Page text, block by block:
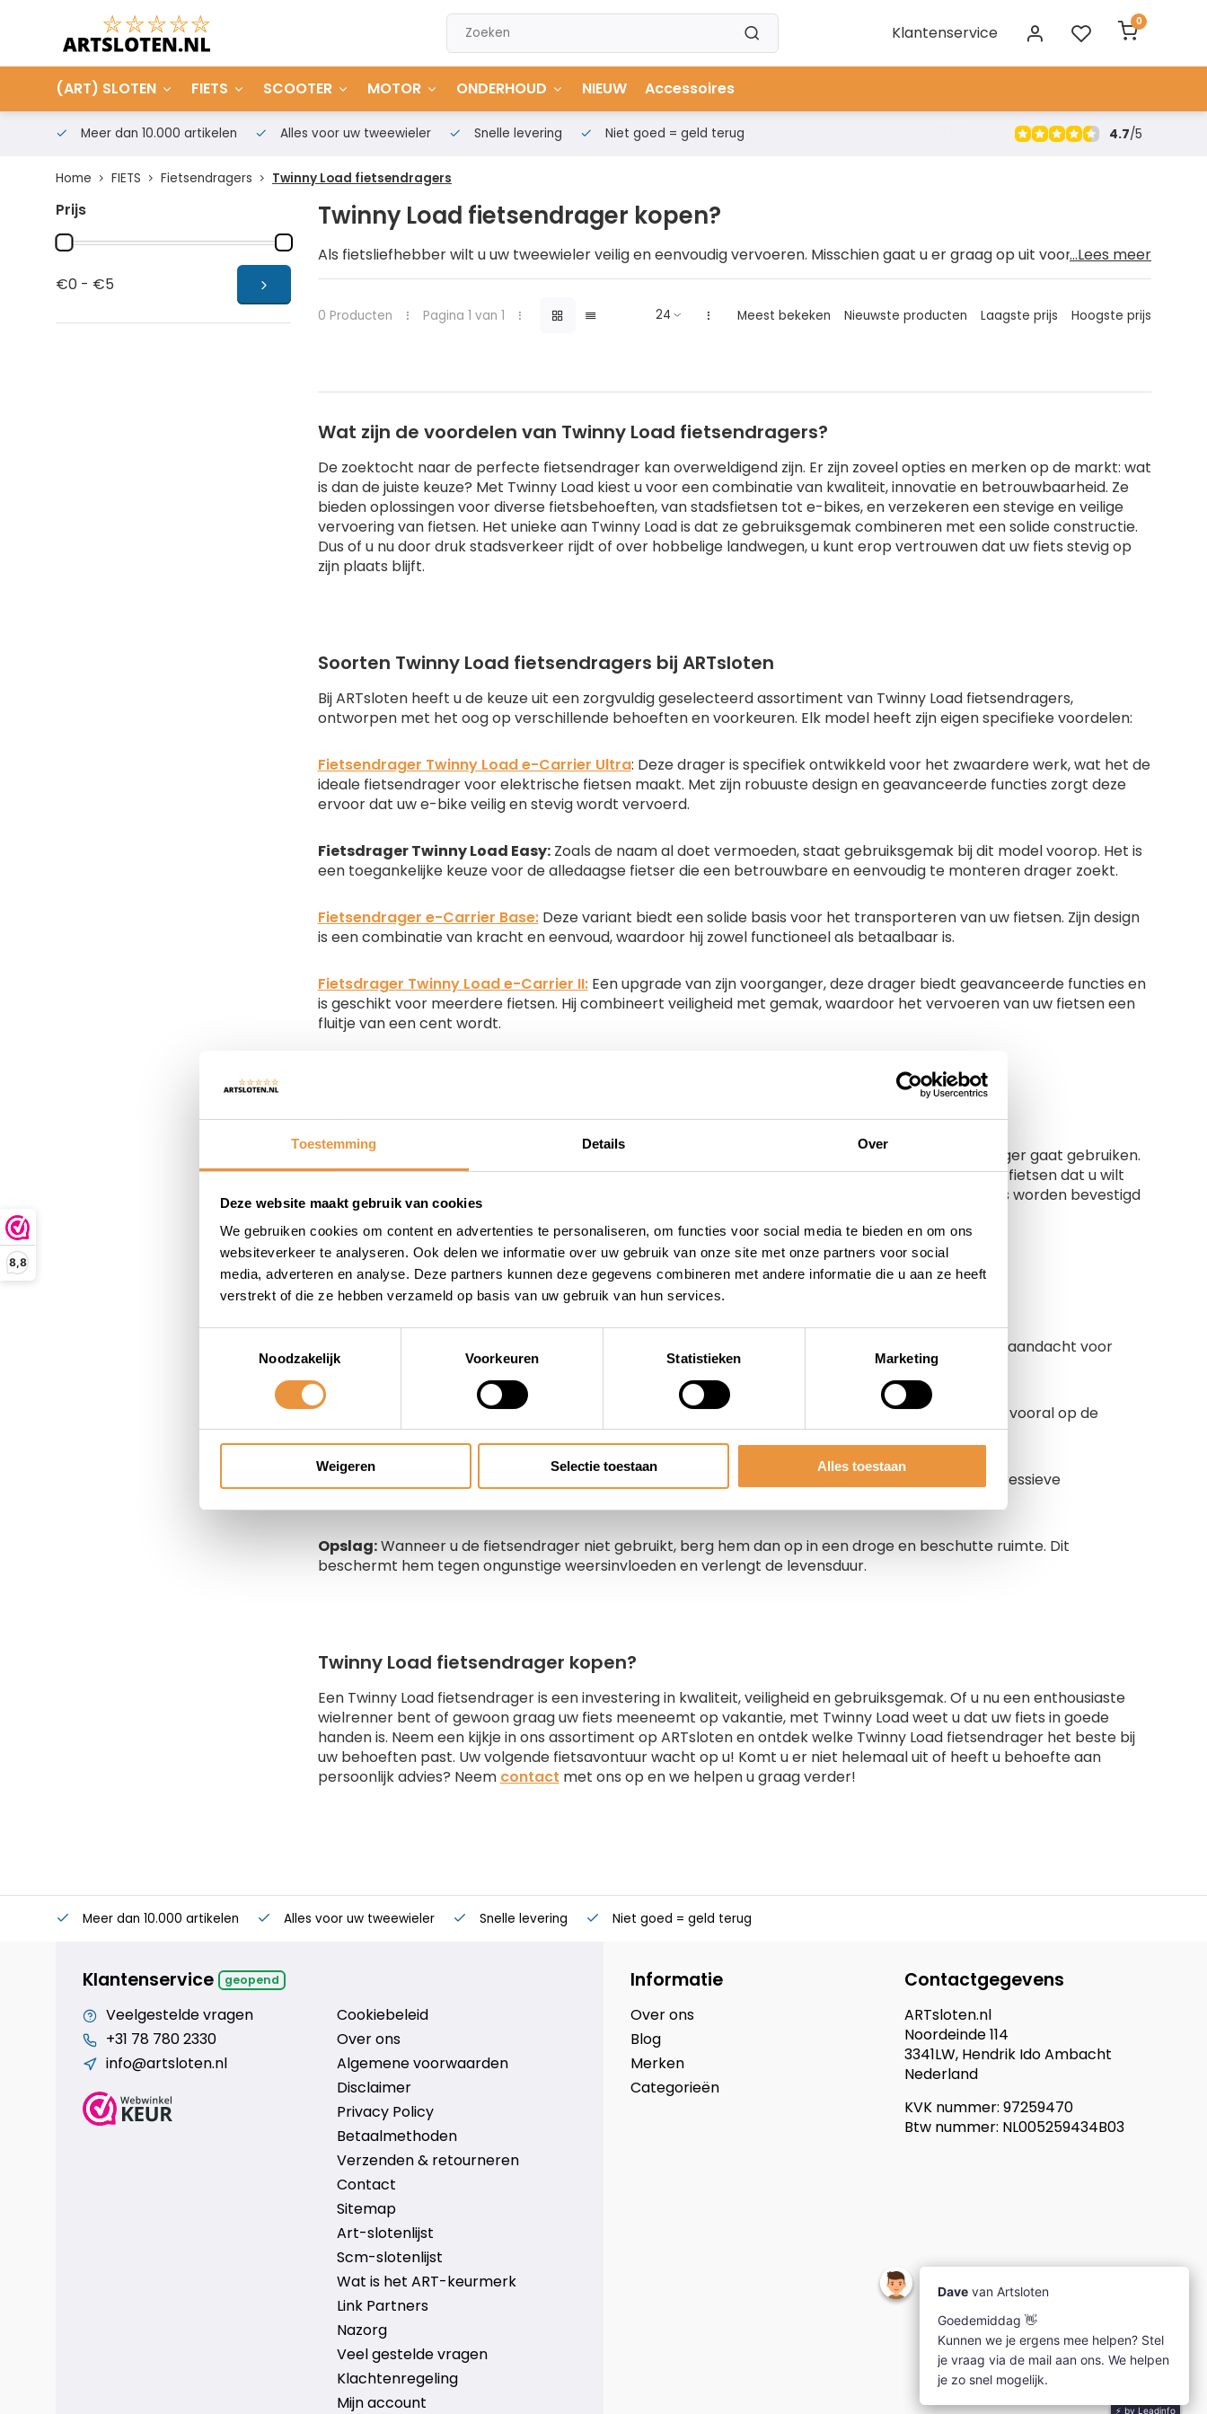
Toestemming Details Over
Deze website maakt gebruik van cookies
We gebruiken cookies om content en advertenties te personaliseren, om functies voor social media te bieden en om ons
websiteverkeer te analyseren. Ook delen we informatie over uw gebruik van onze site met onze partners voor social
media, adverteren en analyse. Deze partners kunnen deze gegevens combineren met andere informatie die u aan ze heeft
verstrekt of die ze hebben verzameld op basis van uw gebruik van hun services.
Noodzakelijk
Voorkeuren Statistieken Marketing
Weigeren Selectie toestaan Alles toestaan
8,8
Klantenservice
0
(ART) SLOTEN FIETS SCOOTER MOTOR ONDERHOUD NIEUW Accessoires
Meer dan 10.000 artikelen Alles voor uw tweewieler Snelle levering Niet goed = geld terug 4.7/5
Home FIETS Fietsendragers Twinny Load fietsendragers
Prijs
€0 - €5
Twinny Load fietsendrager kopen?
Als fietsliefhebber wilt u uw tweewieler veilig en eenvoudig vervoeren. Misschien gaat u er graag op uit voor een
fietstocht in een andere stad, of misschien zoekt u naar een gemakkelijke manier om uw fiets mee te nemen op
fietsendragers om de hoek komen kijken. Maar waarom zou u kiezen voor een Twinny Load fietsendrager?
...Lees meer
0 Producten Pagina 1 van 1 Meest bekeken Nieuwste producten Laagste prijs Hoogste prijs
Wat zijn de voordelen van Twinny Load fietsendragers?
De zoektocht naar de perfecte fietsendrager kan overweldigend zijn. Er zijn zoveel opties en merken op de markt: wat
is dan de juiste keuze? Met Twinny Load kiest u voor een combinatie van kwaliteit, innovatie en betrouwbaarheid. Ze
bieden oplossingen voor diverse fietsbehoeften, van stadsfietsen tot e-bikes, en verzekeren een stevige en veilige
vervoering van fietsen. Het unieke aan Twinny Load is dat ze gebruiksgemak combineren met een solide constructie.
Dus of u nu door druk stadsverkeer rijdt of over hobbelige landwegen, u kunt erop vertrouwen dat uw fiets stevig op
zijn plaats blijft.
Soorten Twinny Load fietsendragers bij ARTsloten
Bij ARTsloten heeft u de keuze uit een zorgvuldig geselecteerd assortiment van Twinny Load fietsendragers,
ontworpen met het oog op verschillende behoeften en voorkeuren. Elk model heeft zijn eigen specifieke voordelen:
Fietsendrager Twinny Load e-Carrier Ultra: Deze drager is specifiek ontwikkeld voor het zwaardere werk, wat het de
ideale fietsendrager voor elektrische fietsen maakt. Met zijn robuuste design en geavanceerde functies zorgt deze
ervoor dat uw e-bike veilig en stevig wordt vervoerd.
Fietsdrager Twinny Load Easy:Zoals de naam al doet vermoeden, staat gebruiksgemak bij dit model voorop. Het is
een toegankelijke keuze voor de alledaagse fietser die een betrouwbare en eenvoudig te monteren drager zoekt.
Fietsendrager e-Carrier Base:Deze variant biedt een solide basis voor het transporteren van uw fietsen. Zijn design
is een combinatie van kracht en eenvoud, waardoor hij zowel functioneel als betaalbaar is.
Fietsdrager Twinny Load e-Carrier II:Een upgrade van zijn voorganger, deze drager biedt geavanceerde functies en
is geschikt voor meerdere fietsen. Hij combineert veiligheid met gemak, waardoor het vervoeren van uw fietsen een
fluitje van een cent wordt.
Waar moet u op letten bij het kopen van een Twinny Load fietsendrager?
Het kiezen van het juiste model is essentieel. Vraag uzelf af voor welke doeleinden u de fietsendrager gaat gebruiken.
Heeft u bijvoorbeeld e-bikes, dan is een drager die daarop is voorbereid een must. Ook het aantal fietsen dat u wilt
vervoeren is belangrijk. Verder is het raadzaam om te kijken naar de montage: de meeste dragers worden bevestigd
op de trekhaak. Daar moet dus wel een mogelijkheid voor zijn op uw auto.
Hoe onderhoudt u uw Twinny Load fietsendrager?
Het behouden van de functionaliteit en uitstraling van uw Twinny Load fietsendrager vereist enige aandacht voor
onderhoud. Hier zijn enkele tips om ervoor te zorgen dat uw drager in optimale conditie blijft:
Regelmatige inspectie:Controleer uw fietsendrager geregeld op slijtage of beschadigingen. Let vooral op de
bevestigingspunten, aangezien deze essentieel zijn voor een veilig transport.
Reiniging:
Maak de drager na elk gebruik schoon met een zachte doek en mild sopje. Vermijd agressieve
Opslag:Wanneer u de fietsendrager niet gebruikt, berg hem dan op in een droge en beschutte ruimte. Dit
beschermt hem tegen ongunstige weersinvloeden en verlengt de levensduur.
Twinny Load fietsendrager kopen?
Een Twinny Load fietsendrager is een investering in kwaliteit, veiligheid en gebruiksgemak. Of u nu een enthousiaste
wielrenner bent of gewoon graag uw fiets meeneemt op vakantie, met Twinny Load weet u dat uw fiets in goede
handen is. Neem een kijkje in ons assortiment op ARTsloten en ontdek welke Twinny Load fietsendrager het beste bij
uw behoeften past. Uw volgende fietsavontuur wacht op u! Komt u er niet helemaal uit of heeft u behoefte aan
persoonlijk advies? Neem contact met ons op en we helpen u graag verder!
Meer dan 10.000 artikelen Alles voor uw tweewieler Snelle levering Niet goed = geld terug
Klantenservice geopend
Veelgestelde vragen
+31 78 780 2330
info@artsloten.nl
Cookiebeleid
Over ons
Algemene voorwaarden
Disclaimer
Privacy Policy
Betaalmethoden
Verzenden & retourneren
Contact
Sitemap
Art-slotenlijst
Scm-slotenlijst
Wat is het ART-keurmerk
Link Partners
Nazorg
Veel gestelde vragen
Klachtenregeling
Mijn account
Informatie
Over ons
Blog
Merken
Categorieën
Contactgegevens
ARTsloten.nl
Noordeinde 114
3341LW, Hendrik Ido Ambacht
Nederland
KVK nummer: 97259470
Btw nummer: NL005259434B03